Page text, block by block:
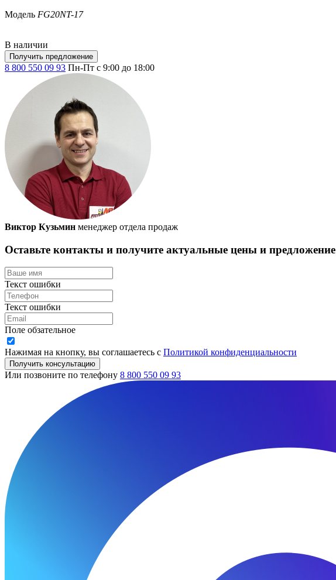
Модель FG20NT-17
В наличии
Получить предложение
8 800 550 09 93 Пн-Пт с 9:00 до 18:00
Виктор Кузьмин менеджер отдела продаж
Оставьте контакты и получите актуальные цены и предложение
Текст ошибки
Текст ошибки
Поле обзательное
Нажимая на кнопку, вы соглашаетесь с Политикой конфиденциальности
Получить консультацию
Или позвоните по телефону 8 800 550 09 93